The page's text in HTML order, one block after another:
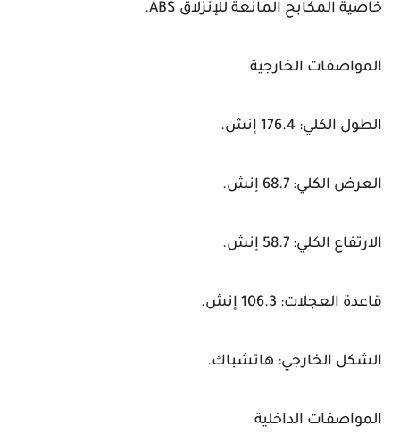
خاصية المكابح المانعة للإنزلاق ABS.
المواصفات الخارجية
الطول الكلي: 176.4 إنش.
العرض الكلي: 68.7 إنش.
الارتفاع الكلي: 58.7 إنش.
قاعدة العجلات: 106.3 إنش.
الشكل الخارجي: هاتشباك.
المواصفات الداخلية